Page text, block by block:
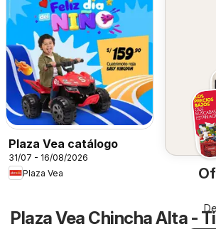
Plaza Vea catálogo
31/07 - 16/08/2026
Plaza Vea
Plaza Vea Chincha Alta -